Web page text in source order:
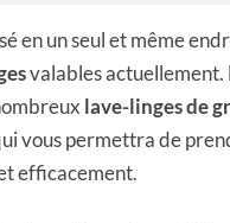
en un seul et même
valables actuellement.
lave-linges de
vous permettra de
efficacement.